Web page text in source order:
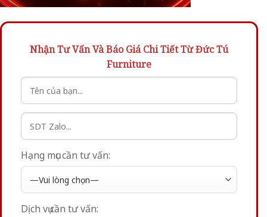
Nhận Tư Vấn Và Báo Giá Chi Tiết Từ Đức Tú
Furniture
Hạng mục cần tư vấn:
Dịch vụ cần tư vấn: